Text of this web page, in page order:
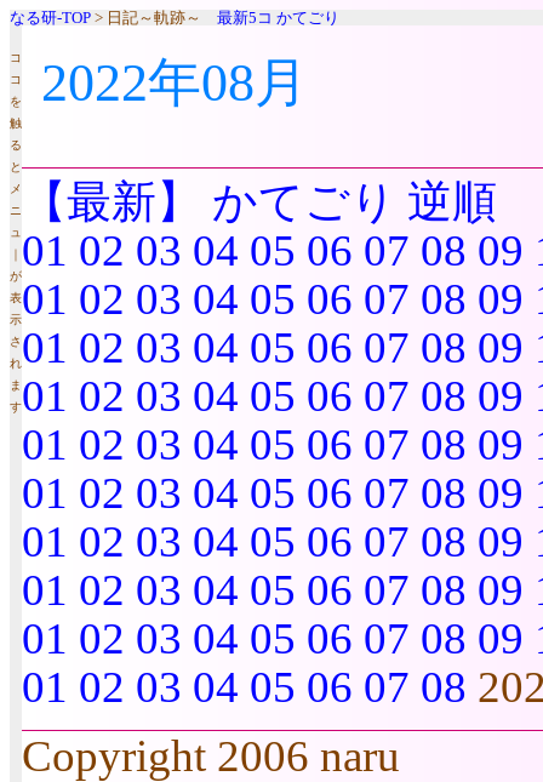
なる研-TOP > 日記～軌跡～ 最新5コ かてごり
コ
コ
を
触
る
と
メ
ニ
ュ
｜
が
表
示
さ
れ
ま
す
2022年08月
【最新】 かてごり 逆順
01 02 03 04 05 06 07 08 09
01 02 03 04 05 06 07 08 09
01 02 03 04 05 06 07 08 09
01 02 03 04 05 06 07 08 09
01 02 03 04 05 06 07 08 09
01 02 03 04 05 06 07 08 09
01 02 03 04 05 06 07 08 09
01 02 03 04 05 06 07 08 09
01 02 03 04 05 06 07 08 09
01 02 03 04 05 06 07 08
Copyright 2006 naru